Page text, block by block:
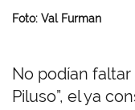
Foto: Val Furman
No podían faltar
Piluso”, el ya